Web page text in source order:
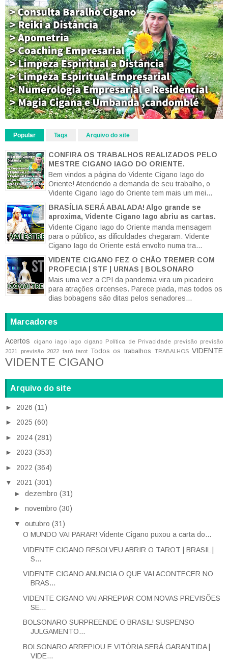
Popular Tags Arquivo do site
CONFIRA OS TRABALHOS REALIZADOS PELO
MESTRE CIGANO IAGO DO ORIENTE.
Bem vindos a página do Vidente Cigano Iago do
Oriente! Atendendo a demanda de seu trabalho, o
Vidente Cigano Iago do Oriente tem mais um mei...
BRASÍLIA SERÁ ABALADA! Algo grande se
aproxima, Vidente Cigano Iago abriu as cartas.
Vidente Cigano Iago do Oriente manda mensagem
para o público, as dificuldades chegaram. Vidente
Cigano Iago do Oriente está envolto numa tra...
VIDENTE CIGANO FEZ O CHÃO TREMER COM
PROFECIA | STF | URNAS | BOLSONARO
Mais uma vez a CPI da pandemia vira um picadeiro
para atrações circenses. Parece piada, mas todos os
dias bobagens são ditas pelos senadores...
Marcadores
Acertos cigano iago iago cigano Política de Privacidade previsão previsão
2021
previsão 2022 tarô tarot Todos os trabalhos TRABALHOS VIDENTE
VIDENTE CIGANO
Arquivo do site
► 2026 (11)
► 2025 (60)
► 2024 (281)
► 2023 (353)
► 2022 (364)
▼ 2021 (301)
► dezembro (31)
► novembro (30)
▼ outubro (31)
O MUNDO VAI PARAR! Vidente Cigano puxou a carta do...
VIDENTE CIGANO RESOLVEU ABRIR O TAROT | BRASIL |
S...
VIDENTE CIGANO ANUNCIA O QUE VAI ACONTECER NO
BRAS...
VIDENTE CIGANO VAI ARREPIAR COM NOVAS PREVISÕES
SE...
BOLSONARO SURPREENDE O BRASIL! SUSPENSO
JULGAMENTO...
BOLSONARO ARREPIOU E VITÓRIA SERÁ GARANTIDA |
VIDE...